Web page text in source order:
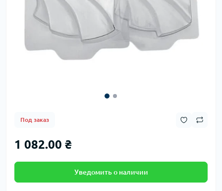
Под заказ
1 082.00 ₴
Уведомить о наличии